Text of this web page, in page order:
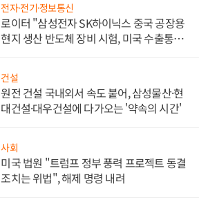
전자·전기·정보통신
로이터 "삼성전자 SK하이닉스 중국 공장용
현지 생산 반도체 장비 시험, 미국 수출통제
건설
원전 건설 국내외서 속도 붙어, 삼성물산·현
대건설·대우건설에 다가오는 '약속의 시간'
사회
미국 법원 "트럼프 정부 풍력 프로젝트 동결
조치는 위법", 해제 명령 내려